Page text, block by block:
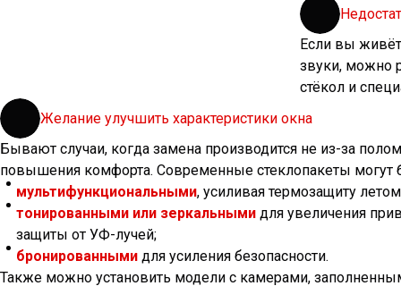
Если вы
звуки, можно
стёкол и
Желание улучшить характеристики окна
Бывают случаи, когда замена производится не из-за
повышения комфорта. Современные стеклопакеты могут
мультифункциональными, усиливая термозащиту
тонированными или зеркальными для увеличения
защиты от УФ-лучей;
бронированными для усиления безопасности.
Также можно установить модели с камерами,